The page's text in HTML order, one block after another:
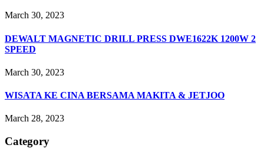
March 30, 2023
DEWALT MAGNETIC DRILL PRESS DWE1622K 1200W 2
SPEED
March 30, 2023
WISATA KE CINA BERSAMA MAKITA & JETJOO
March 28, 2023
Category